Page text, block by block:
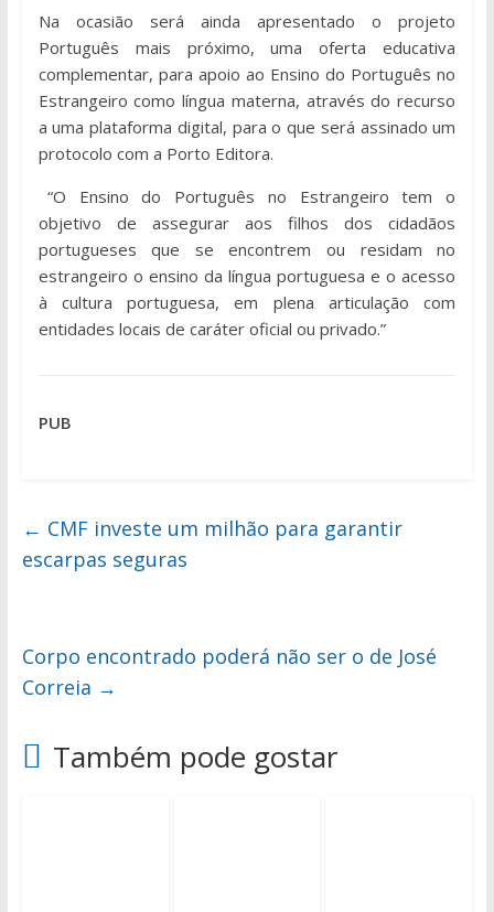
Na ocasião será ainda apresentado o projeto
Português mais próximo, uma oferta educativa
complementar, para apoio ao Ensino do Português no
Estrangeiro como língua materna, através do recurso
a uma plataforma digital, para o que será assinado um
protocolo com a Porto Editora.
“O Ensino do Português no Estrangeiro tem o
objetivo de assegurar aos filhos dos cidadãos
portugueses que se encontrem ou residam no
estrangeiro o ensino da língua portuguesa e o acesso
à cultura portuguesa, em plena articulação com
entidades locais de caráter oficial ou privado.”
PUB
← CMF investe um milhão para garantir
escarpas seguras
Corpo encontrado poderá não ser o de José
Correia →
Também pode gostar